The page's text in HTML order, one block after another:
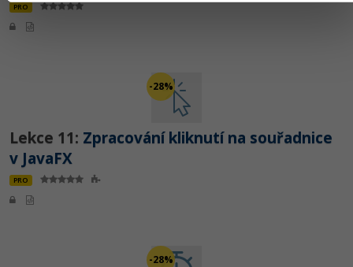
PRO
-28%
Lekce 11: Zpracování kliknutí na souřadnice
v JavaFX
PRO
-28%